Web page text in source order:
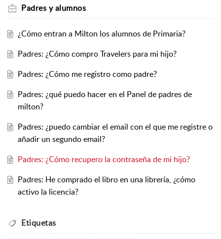
Padres y alumnos
¿Cómo entran a Milton los alumnos de Primaria?
Padres: ¿Cómo compro Travelers para mi hijo?
Padres: ¿Cómo me registro como padre?
Padres: ¿qué puedo hacer en el Panel de padres de
milton?
Padres: ¿puedo cambiar el email con el que me registre o
añadir un segundo email?
Padres: ¿Cómo recupero la contraseña de mi hijo?
Padres: He comprado el libro en una librería, ¿cómo
activo la licencia?
Etiquetas